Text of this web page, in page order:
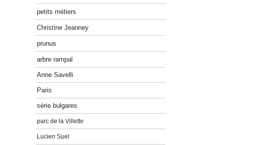
petits métiers
Christine Jeanney
prunus
arbre rampal
Anne Savelli
Paris
série bulgares
parc de la Villette
Lucien Suel